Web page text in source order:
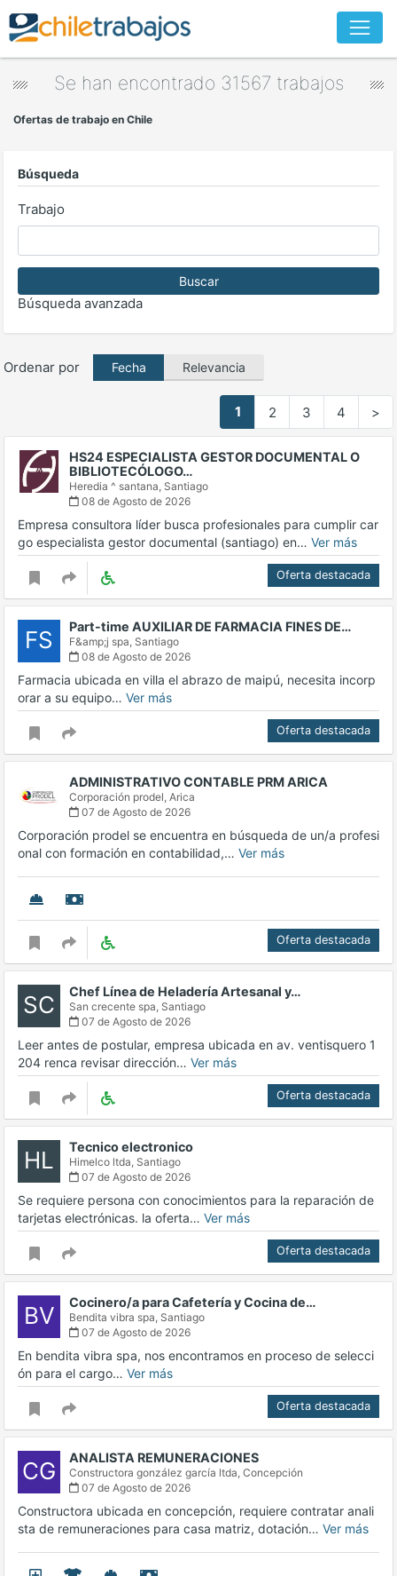
Ofertas de trabajo en Chile
Se han encontrado 31567 trabajos
Búsqueda
Trabajo
Buscar
Búsqueda avanzada
Ordenar por Fecha Relevancia
1 2 3 4 >
HS24 ESPECIALISTA GESTOR DOCUMENTAL O
BIBLIOTECÓLOGO…
Heredia ^ santana, Santiago
08 de Agosto de 2026
Empresa consultora líder busca profesionales para cumplir car
go especialista gestor documental (santiago) en… Ver más
Oferta destacada
FS Part-time AUXILIAR DE FARMACIA FINES DE…
F&amp;j spa, Santiago
08 de Agosto de 2026
Farmacia ubicada en villa el abrazo de maipú, necesita incorp
orar a su equipo… Ver más
Oferta destacada
ADMINISTRATIVO CONTABLE PRM ARICA
Corporación prodel, Arica
07 de Agosto de 2026
Corporación prodel se encuentra en búsqueda de un/a profesi
onal con formación en contabilidad,… Ver más
Oferta destacada
SC Chef Línea de Heladería Artesanal y…
San crecente spa, Santiago
07 de Agosto de 2026
Leer antes de postular, empresa ubicada en av. ventisquero 1
204 renca revisar dirección… Ver más
Oferta destacada
HL Tecnico electronico
Himelco ltda, Santiago
07 de Agosto de 2026
Se requiere persona con conocimientos para la reparación de
tarjetas electrónicas. la oferta… Ver más
Oferta destacada
BV Cocinero/a para Cafetería y Cocina de…
Bendita vibra spa, Santiago
07 de Agosto de 2026
En bendita vibra spa, nos encontramos en proceso de selecci
ón para el cargo… Ver más
Oferta destacada
CG ANALISTA REMUNERACIONES
Constructora gonzález garcía ltda, Concepción
07 de Agosto de 2026
Constructora ubicada en concepción, requiere contratar anali
sta de remuneraciones para casa matriz, dotación… Ver más